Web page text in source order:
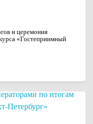
и церемония
«Гостеприимный